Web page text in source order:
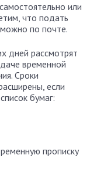
или
что подать
по почте.
дней рассмотрят
временной
Сроки
если
бумаг:
прописку